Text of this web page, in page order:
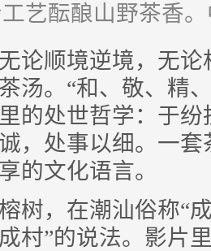
艺酝酿山野茶香
顺境逆境，无论
汤。“和、敬、精
的处世哲学：于
，处事以细。一
的文化语言。
，在潮汕俗称“成
村”的说法。影片